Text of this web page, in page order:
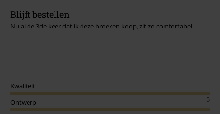
Commentaar versturen
Blijft bestellen
Nu al de 3de keer dat ik deze broeken koop, zit zo comfortabel
Kwaliteit
5
Ontwerp